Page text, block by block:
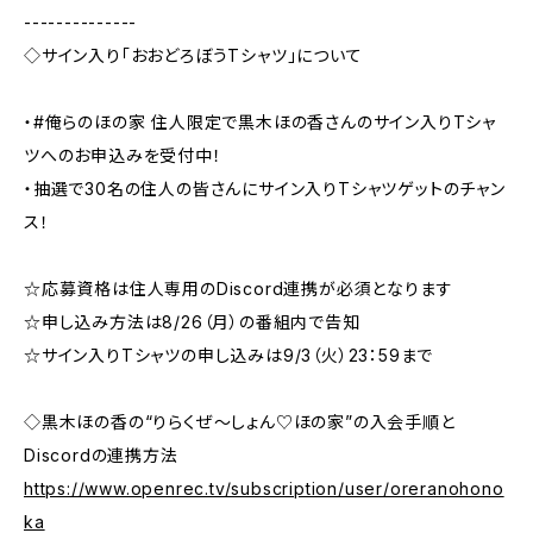
--------------
◇サイン入り「おおどろぼうTシャツ」について
・#俺らのほの家 住人限定で黒木ほの香さんのサイン入りTシャ
ツへのお申込みを受付中！
・抽選で30名の住人の皆さんにサイン入りTシャツゲットのチャン
ス！
☆応募資格は住人専用のDiscord連携が必須となります
☆申し込み方法は8/26（月）の番組内で告知
☆サイン入りTシャツの申し込みは9/3（火）23：59まで
◇黒木ほの香の“りらくぜ～しょん♡ほの家”の入会手順と
Discordの連携方法
https://www.openrec.tv/subscription/user/oreranohono
ka